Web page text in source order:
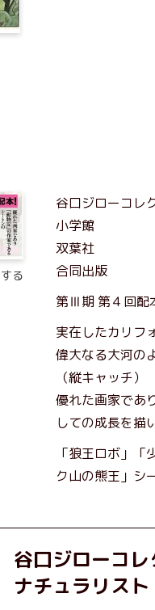
る
谷口ジローコレ
小学館
双葉社
合同出版
第Ⅲ期 第４回配
実在したカリフ
偉大なる大河の
（縦キャッチ）
優れた画家であ
しての成長を描
「狼王ロボ」
ク山の熊王」シ
谷口ジローコ
ナチュラリス